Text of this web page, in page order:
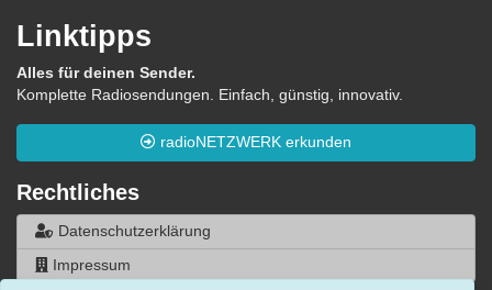
Linktipps
Alles für deinen Sender.
Komplette Radiosendungen. Einfach, günstig, innovativ.
radioNETZWERK erkunden
Rechtliches
Datenschutzerklärung
Impressum